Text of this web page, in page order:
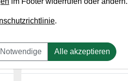
geeignet?
.
Alle akzeptieren